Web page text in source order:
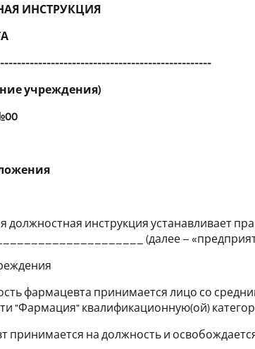
ИНСТРУКЦИЯ
учреждения)
должностная инструкция устанавливает
(далее –
фармацевта принимается лицо со
"Фармация" квалификационную(ой)
принимается на должность и